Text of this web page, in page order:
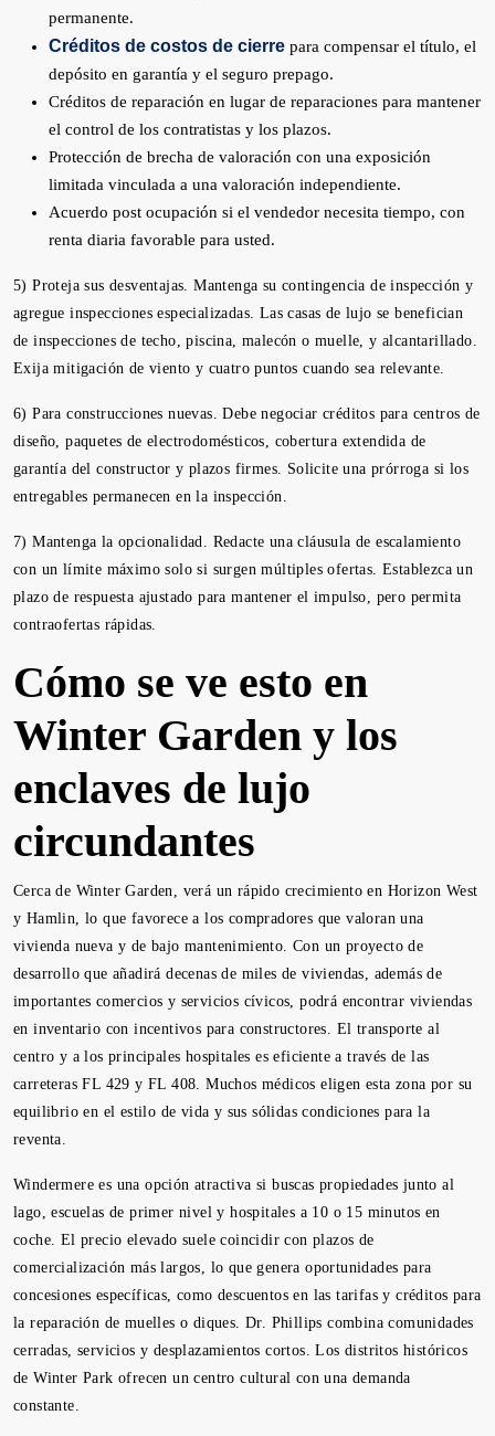
permanente.
Créditos de costos de cierre para compensar el título, el
depósito en garantía y el seguro prepago.
Créditos de reparación en lugar de reparaciones para mantener
el control de los contratistas y los plazos.
Protección de brecha de valoración con una exposición
limitada vinculada a una valoración independiente.
Acuerdo post ocupación si el vendedor necesita tiempo, con
renta diaria favorable para usted.
5) Proteja sus desventajas. Mantenga su contingencia de inspección y
agregue inspecciones especializadas. Las casas de lujo se benefician
de inspecciones de techo, piscina, malecón o muelle, y alcantarillado.
Exija mitigación de viento y cuatro puntos cuando sea relevante.
6) Para construcciones nuevas. Debe negociar créditos para centros de
diseño, paquetes de electrodomésticos, cobertura extendida de
garantía del constructor y plazos firmes. Solicite una prórroga si los
entregables permanecen en la inspección.
7) Mantenga la opcionalidad. Redacte una cláusula de escalamiento
con un límite máximo solo si surgen múltiples ofertas. Establezca un
plazo de respuesta ajustado para mantener el impulso, pero permita
contraofertas rápidas.
Cómo se ve esto en
Winter Garden y los
enclaves de lujo
circundantes
Cerca de Winter Garden, verá un rápido crecimiento en Horizon West
y Hamlin, lo que favorece a los compradores que valoran una
vivienda nueva y de bajo mantenimiento. Con un proyecto de
desarrollo que añadirá decenas de miles de viviendas, además de
importantes comercios y servicios cívicos, podrá encontrar viviendas
en inventario con incentivos para constructores. El transporte al
centro y a los principales hospitales es eficiente a través de las
carreteras FL 429 y FL 408. Muchos médicos eligen esta zona por su
equilibrio en el estilo de vida y sus sólidas condiciones para la
reventa.
Windermere es una opción atractiva si buscas propiedades junto al
lago, escuelas de primer nivel y hospitales a 10 o 15 minutos en
coche. El precio elevado suele coincidir con plazos de
comercialización más largos, lo que genera oportunidades para
concesiones específicas, como descuentos en las tarifas y créditos para
la reparación de muelles o diques. Dr. Phillips combina comunidades
cerradas, servicios y desplazamientos cortos. Los distritos históricos
de Winter Park ofrecen un centro cultural con una demanda
constante.